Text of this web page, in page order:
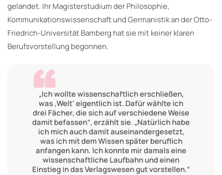
gelandet. Ihr Magisterstudium der Philosophie,
Kommunikationswissenschaft und Germanistik an der Otto-
Friedrich-Universität Bamberg hat sie mit keiner klaren
Berufsvorstellung begonnen.
„Ich wollte wissenschaftlich erschließen,
was ‚Welt‘ eigentlich ist. Dafür wählte ich
drei Fächer, die sich auf verschiedene Weise
damit befassen“, erzählt sie. „Natürlich habe
ich mich auch damit auseinandergesetzt,
was ich mit dem Wissen später beruflich
anfangen kann. Ich konnte mir damals eine
wissenschaftliche Laufbahn und einen
Einstieg in das Verlagswesen gut vorstellen.“